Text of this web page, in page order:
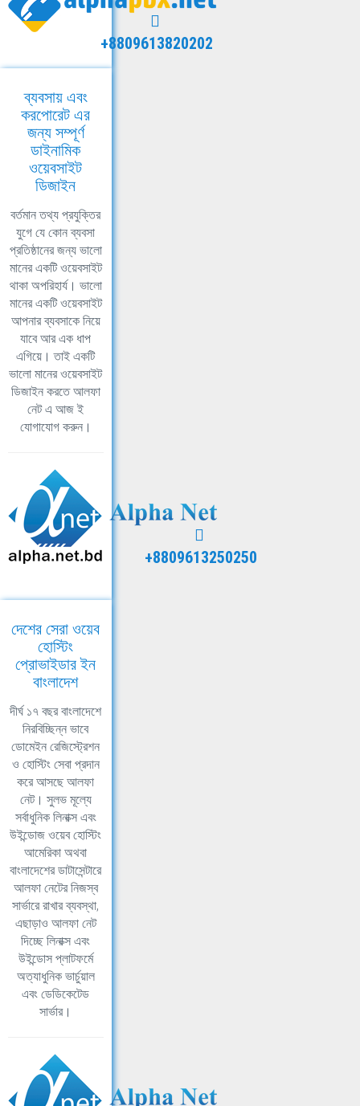
+8809613820202
ব্যবসায় এবং
করপোরেট এর
জন্য সম্পূর্ণ
ডাইনামিক
ওয়েবসাইট
ডিজাইন
বর্তমান তথ্য প্রযুক্তির
যুগে যে কোন ব্যবসা
প্রতিষ্ঠানের জন্য ভালো
মানের একটি ওয়েবসাইট
থাকা অপরিহার্য। ভালো
মানের একটি ওয়েবসাইট
আপনার ব্যবসাকে নিয়ে
যাবে আর এক ধাপ
এগিয়ে। তাই একটি
ভালো মানের ওয়েবসাইট
ডিজাইন করতে আলফা
নেট এ আজ ই
যোগাযোগ করুন।
+8809613250250
দেশের সেরা ওয়েব
হোস্টিং
প্রোভাইডার ইন
বাংলাদেশ
দীর্ঘ ১৭ বছর বাংলাদেশে
নিরবিচ্ছিন্ন ভাবে
ডোমেইন রেজিস্ট্রেশন
ও হোস্টিং সেবা প্রদান
করে আসছে আলফা
নেট। সুলভ মূল্যে
সর্বাধুনিক লিনাক্স এবং
উইন্ডোজ ওয়েব হোস্টিং
আমেরিকা অথবা
বাংলাদেশের ডাটাসেন্টারে
আলফা নেটের নিজস্ব
সার্ভারে রাখার ব্যবস্থা,
এছাড়াও আলফা নেট
দিচ্ছে লিনাক্স এবং
উইন্ডোস প্লাটফর্মে
অত্যাধুনিক ভার্চুয়াল
এবং ডেডিকেটেড
সার্ভার।